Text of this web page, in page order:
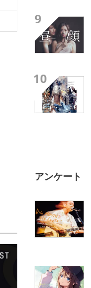
9
10
アンケート